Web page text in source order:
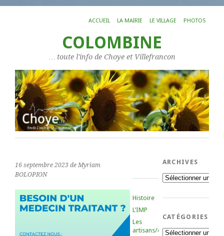
ACCUEIL LA MAIRIE LE VILLAGE PHOTOS
COLOMBINE
… toute l'info de Choye et Villefrancon
16 septembre 2023 de Myriam
BOLOPION
Histoire
L’IMP
Les
artisans/commerçants
ARCHIVES
Archives
CATÉGORIES
Catégories